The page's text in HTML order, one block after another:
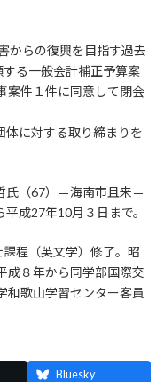
からの復興を目指す過去
る一般会計補正予算案
案件１件に同意して閉会
体に対する取り締まりを
氏（67）＝海南市且来＝
成27年10月３日まで。
程（英文学）修了。昭
成８年から同学部国際交
和歌山学習センター客員
Bluesky